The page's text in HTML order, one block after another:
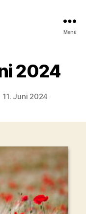
Menü
2024
11. Juni 2024